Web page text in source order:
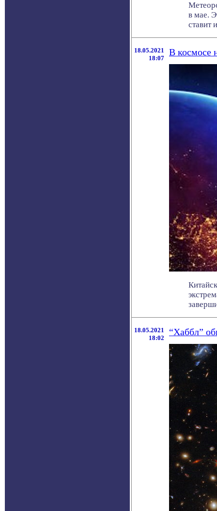
в мае.
ставит
18.05.2021
18:07
В космосе
18.05.2021
18:02
“Хаббл”